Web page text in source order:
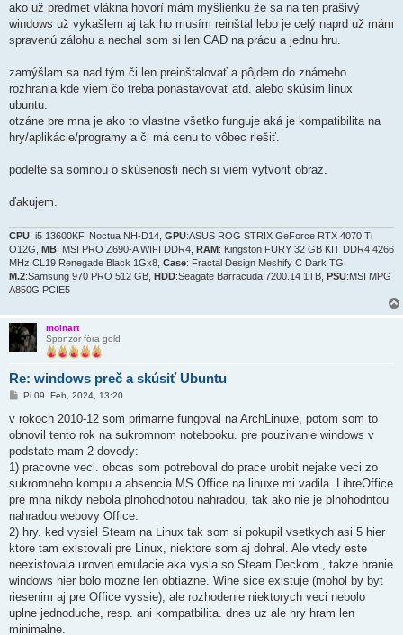
p
e
o
ako už predmet vlákna hovorí mám myšlienku že sa na ten prašivý
windows už vykašlem aj tak ho musím reinštal lebo je celý naprd už mám
spravenú zálohu a nechal som si len CAD na prácu a jednu hru.
zamýšlam sa nad tým či len preinštalovať a pôjdem do známeho
rozhrania kde viem čo treba ponastavovať atd. alebo skúsim linux
ubuntu.
otzáne pre mna je ako to vlastne všetko funguje aká je kompatibilita na
hry/aplikácie/programy a či má cenu to vôbec riešiť.
podelte sa somnou o skúsenosti nech si viem vytvoriť obraz.
ďakujem.
CPU: i5 13600KF, Noctua NH-D14, GPU:ASUS ROG STRIX GeForce RTX 4070 Ti
O12G, MB: MSI PRO Z690-A WIFI DDR4, RAM: Kingston FURY 32 GB KIT DDR4 4266
MHz CL19 Renegade Black 1Gx8, Case: Fractal Design Meshify C Dark TG,
M.2:Samsung 970 PRO 512 GB, HDD:Seagate Barracuda 7200.14 1TB, PSU:MSI MPG
A850G PCIE5
molnart
Sponzor fóra gold
Re: windows preč a skúsiť Ubuntu
P
í
p
e
o
k
Pi 09. Feb, 2024, 13:20
v rokoch 2010-12 som primarne fungoval na ArchLinuxe, potom som to
obnovil tento rok na sukromnom notebooku. pre pouzivanie windows v
podstate mam 2 dovody:
1) pracovne veci. obcas som potreboval do prace urobit nejake veci zo
sukromneho kompu a absencia MS Office na linuxe mi vadila. LibreOffice
pre mna nikdy nebola plnohodnotou nahradou, tak ako nie je plnohodntou
nahradou webovy Office.
2) hry. ked vysiel Steam na Linux tak som si pokupil vsetkych asi 5 hier
ktore tam existovali pre Linux, niektore som aj dohral. Ale vtedy este
neexistovala uroven emulacie aka vysla so Steam Deckom , takze hranie
windows hier bolo mozne len obtiazne. Wine sice existuje (mohol by byt
riesenim aj pre Office vyssie), ale rozhodenie niektorych veci nebolo
uplne jednoduche, resp. ani kompatbilita. dnes uz ale hry hram len
minimalne.